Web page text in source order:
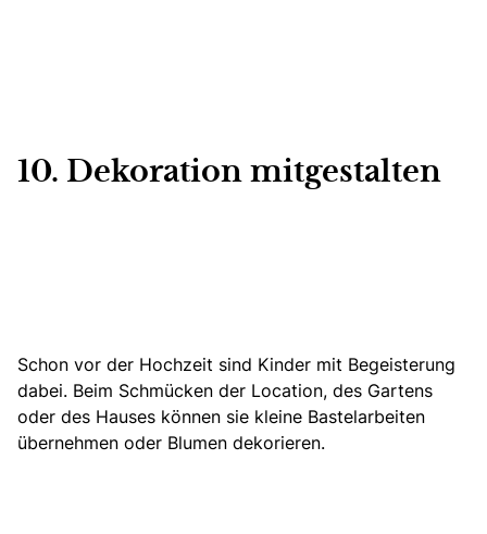
10. Dekoration mitgestalten
Schon vor der Hochzeit sind Kinder mit Begeisterung
dabei. Beim Schmücken der Location, des Gartens
oder des Hauses können sie kleine Bastelarbeiten
übernehmen oder Blumen dekorieren.